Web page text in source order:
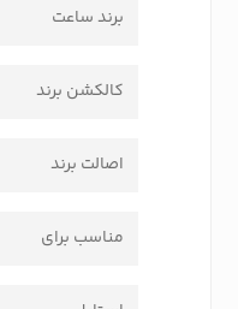
برند ساعت
کالکشن برند
اصالت برند
مناسب برای